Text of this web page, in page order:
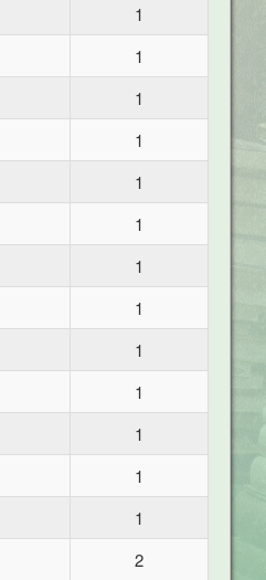
1
1
1
1
1
1
1
1
1
1
1
1
1
2